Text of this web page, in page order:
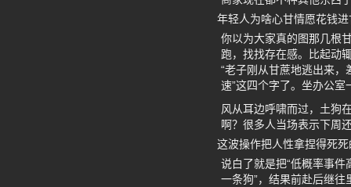
年轻人为啥心甘情愿花钱
你以为大家真的图那几根
跑，找找存在感。比起动
“老子刚从甘蔗地逃出来
速”这四个字了。坐办公室
风从耳边呼啸而过，土狗
啊？很多人当场表示下周
这波操作把人性拿捏得死
说白了就是把“低概率事
一条狗”，结果前赴后继